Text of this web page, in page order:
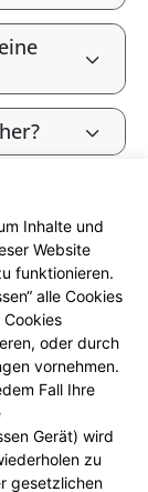
zu
Inhalte und
Website
funktionieren.
alle Cookies
oder durch
vornehmen.
Fall Ihre
Gerät) wird
zu
gesetzlichen